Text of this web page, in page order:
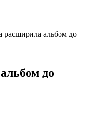
расширила альбом до
до